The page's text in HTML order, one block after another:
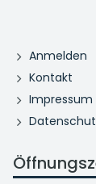
Anmelden
Kontakt
Impressum